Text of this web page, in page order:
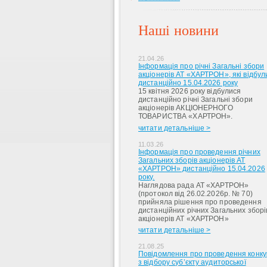
Наші новини
21.04.26
Інформація про річні Загальні збори
акціонерів АТ «ХАРТРОН», які
дистанційно 15.04.2026 року
15 квітня 2026 року відбулися
дистанційно річні Загальні збори
акціонерів АКЦІОНЕРНОГО
ТОВАРИСТВА «ХАРТРОН».
читати детальніше >
11.03.26
Інформація про проведення річних
Загальних зборів акціонерів АТ
«ХАРТРОН» дистанційно 15.04.2026
року.
Наглядова рада АТ «ХАРТРОН»
(протокол від 26.02.2026р. № 70)
прийняла рішення про проведення
дистанційних річних Загальних
акціонерів АТ «ХАРТРОН»
читати детальніше >
21.08.25
Повідомлення про проведення
з відбору суб’єкту аудиторської